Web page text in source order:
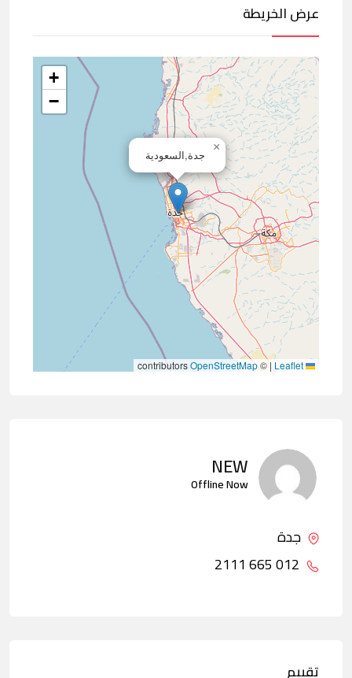
عرض الخريطة
جدة,السعودية
×
+
−
|
©
OpenStreetMap
NEW
Offline Now
جدة
تقييم